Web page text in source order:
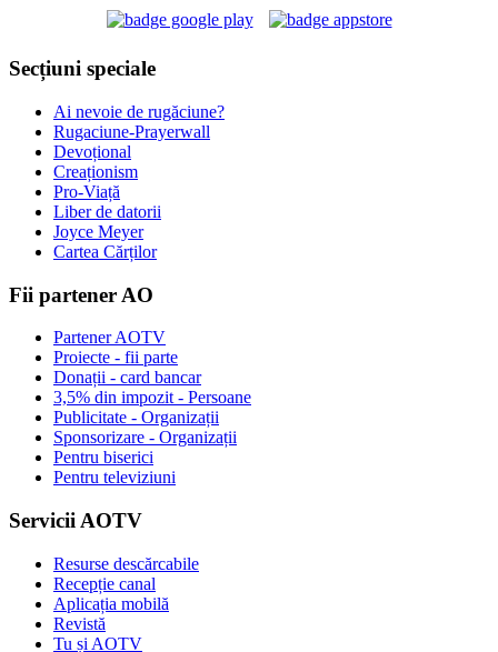
Secțiuni speciale
Ai nevoie de rugăciune?
Rugaciune-Prayerwall
Devoțional
Creaționism
Pro-Viață
Liber de datorii
Joyce Meyer
Cartea Cărților
Fii partener AO
Partener AOTV
Proiecte - fii parte
Donații - card bancar
3,5% din impozit - Persoane
Publicitate - Organizații
Sponsorizare - Organizații
Pentru biserici
Pentru televiziuni
Servicii AOTV
Resurse descărcabile
Recepție canal
Aplicația mobilă
Revistă
Tu și AOTV